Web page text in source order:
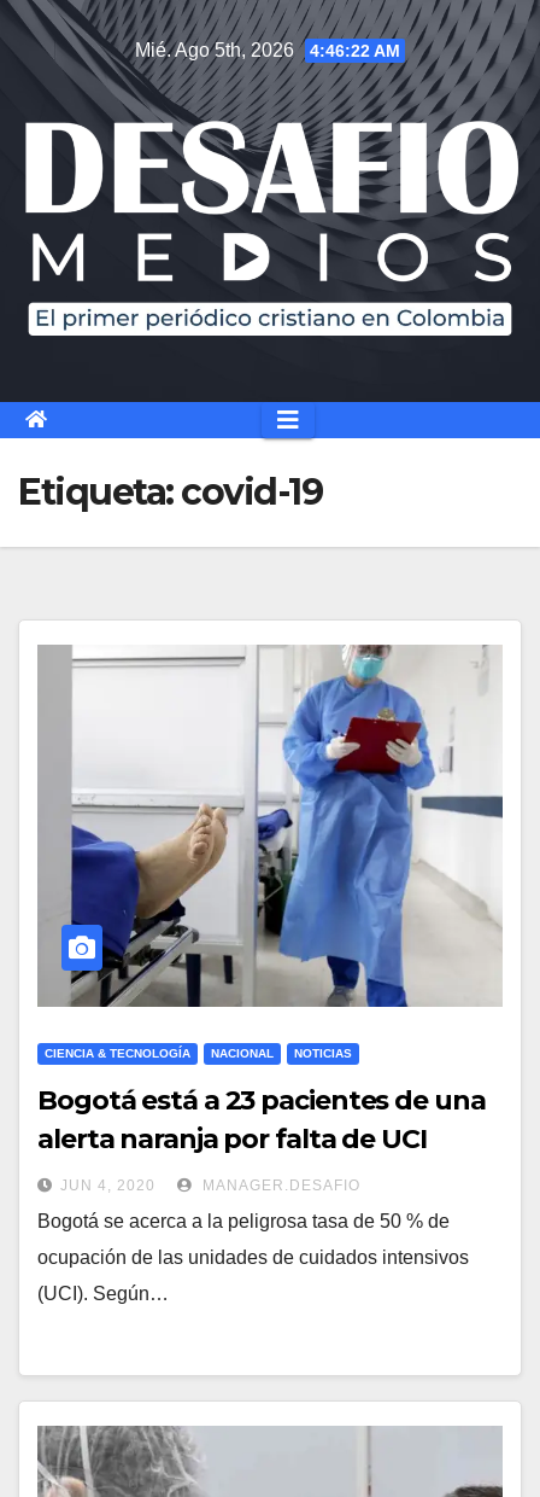
Saltar
contenido
Mié. Ago 5th, 2026 4:46:23 AM
Etiqueta:covid-19
CIENCIA & TECNOLOGÍA NACIONAL NOTICIAS
Bogotá está a 23 pacientes de una
alerta naranja por falta de UCI
JUN 4, 2020 MANAGER.DESAFIO
Bogotá se acerca a la peligrosa tasa de 50 % de
ocupación de las unidades de cuidados intensivos
(UCI). Según…